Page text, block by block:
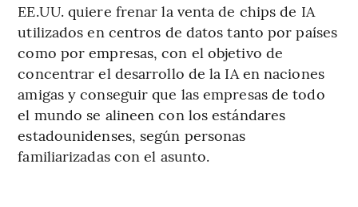
EE.UU. quiere frenar la venta de chips de IA
utilizados en centros de datos tanto por países
como por empresas, con el objetivo de
concentrar el desarrollo de la IA en naciones
amigas y conseguir que las empresas de todo
el mundo se alineen con los estándares
estadounidenses, según personas
familiarizadas con el asunto.